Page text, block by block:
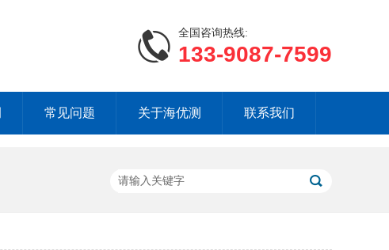
全国咨询热线:
133-9087-7599
常见问题 关于海优测 联系我们